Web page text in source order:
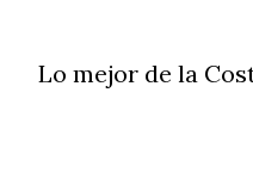
Lo mejor de la